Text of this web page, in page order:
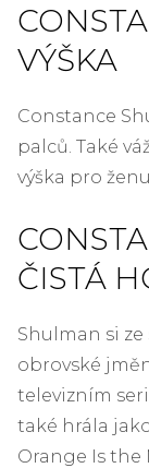
VÝŠKA
Constance
palců. Také
výška pro
ČISTÁ
Shulman si ze
obrovské
televizním
také hrála
Orange Is the